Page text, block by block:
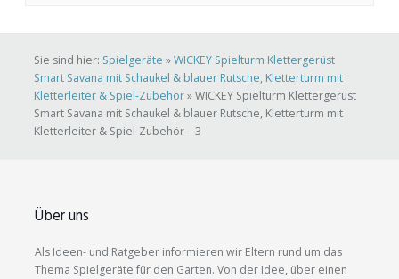
Sie sind hier: Spielgeräte »WICKEY Spielturm Klettergerüst
Smart Savana mit Schaukel & blauer Rutsche, Kletterturm mit
Kletterleiter & Spiel-Zubehör»WICKEY Spielturm Klettergerüst
Smart Savana mit Schaukel & blauer Rutsche, Kletterturm mit
Kletterleiter & Spiel-Zubehör – 3
Über uns
Als Ideen- und Ratgeber informieren wir Eltern rund um das
Thema Spielgeräte für den Garten. Von der Idee, über einen